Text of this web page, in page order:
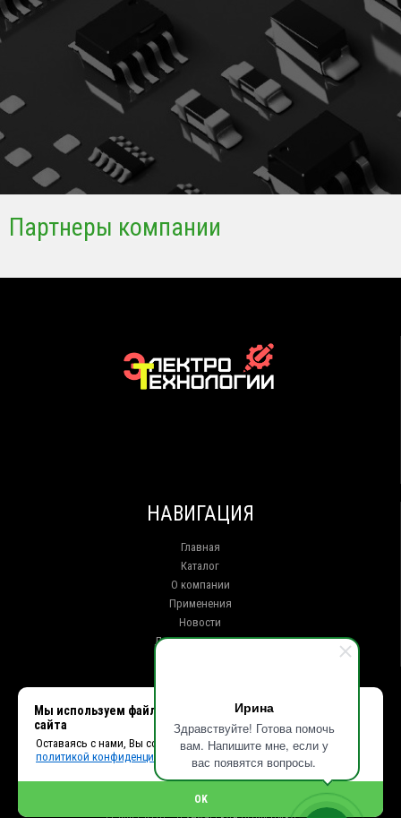
Ирина
Здравствуйте! Готова помочь
вам. Напишите мне, если у
вас появятся вопросы.
Партнеры компании
НАВИГАЦИЯ
Главная
Каталог
О компании
Применения
Новости
Доставка и оплата
г. Иркутск ул. Клары Цеткин, 16, офис 15
+7 (914) 010-76-83, 8 (3952) 93-27-93 - Отдел продаж
+7 (950) 075-85-99 - Техническая поддержка
info@et38.ru - Общая почта
et2@et38.ru - Отдел продаж
Мы используем файлы cookie, чтобы улучшить работу
сайта
Оставаясь с нами, Вы соглашаетесь с использованием cookies и
политикой конфиденциальности.
OK